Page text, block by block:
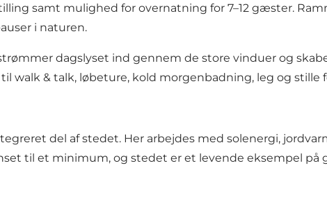
samt mulighed for overnatning for 7–12 gæster.
i naturen.
dagslyset ind gennem de store vinduer og
walk & talk, løbeture, kold morgenbadning, leg og stille
del af stedet. Her arbejdes med solenergi,
til et minimum, og stedet er et levende eksempel på